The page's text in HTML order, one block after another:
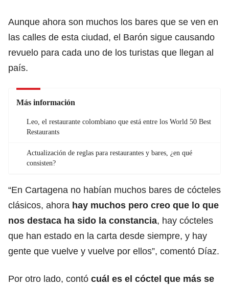
Aunque ahora son muchos los bares que se ven en
las calles de esta ciudad, el Barón sigue causando
revuelo para cada uno de los turistas que llegan al
país.
Más información
Leo, el restaurante colombiano que está entre los World 50 Best
Restaurants
Actualización de reglas para restaurantes y bares, ¿en qué
consisten?
“En Cartagena no habían muchos bares de cócteles
clásicos, ahora hay muchos pero creo que lo que
nos destaca ha sido la constancia, hay cócteles
que han estado en la carta desde siempre, y hay
gente que vuelve y vuelve por ellos”, comentó Díaz.
Por otro lado, contó cuál es el cóctel que más se